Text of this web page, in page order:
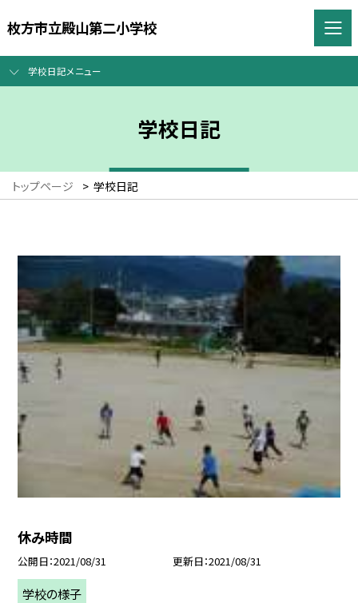
枚方市立殿山第二小学校
学校日記メニュー
学校日記
トップページ > 学校日記
休み時間
公開日 2021/08/31 更新日 2021/08/31
学校の様子